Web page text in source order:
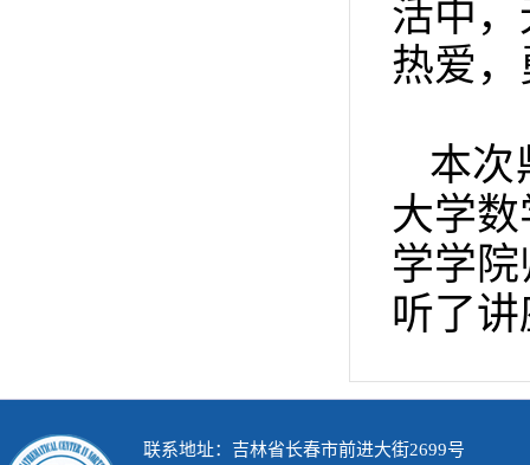
活中
热爱
本次
大学
学学
听了
联系地址：吉林省长春市前进大街2699号